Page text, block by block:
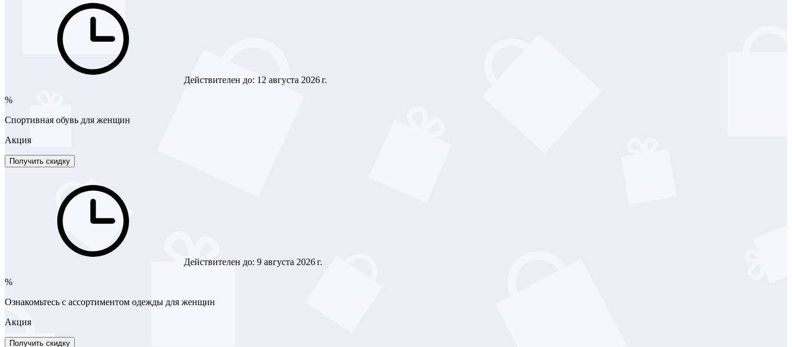
Действителен до: 12 августа 2026 г.
%
Спортивная обувь для женщин
Акция
Получить скидку
Действителен до: 9 августа 2026 г.
%
Ознакомьтесь с ассортиментом одежды для женщин
Акция
Получить скидку